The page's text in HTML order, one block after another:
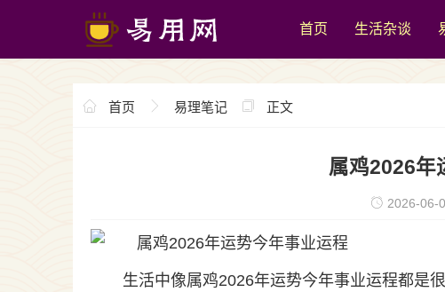
首页 生活杂谈
首页 易理笔记 正文
属鸡2026年
2026-06-
生活中像属鸡2026年运势今年事业运程都是